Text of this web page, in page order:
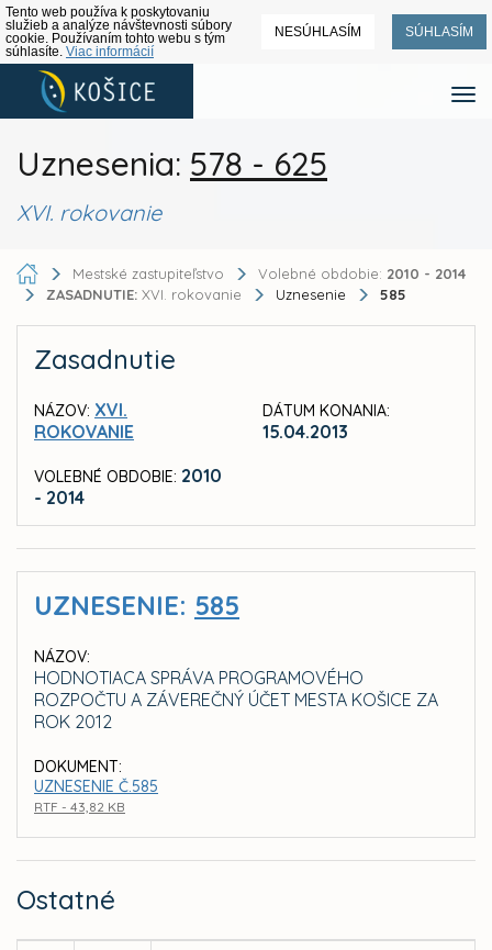
Tento web používa k poskytovaniu
služieb a analýze návštevnosti súbory
cookie. Používaním tohto webu s tým
súhlasíte. Viac informácií
NESÚHLASÍM SÚHLASÍM
Uznesenia: 578 - 625
XVI. rokovanie
Mestské zastupiteľstvo Volebné obdobie: 2010 - 2014
ZASADNUTIE: XVI. rokovanie Uznesenie 585
Zasadnutie
NÁZOV: XVI.
ROKOVANIE
VOLEBNÉ OBDOBIE: 2010
- 2014
DÁTUM KONANIA:
15.04.2013
UZNESENIE: 585
NÁZOV:
HODNOTIACA SPRÁVA PROGRAMOVÉHO
ROZPOČTU A ZÁVEREČNÝ ÚČET MESTA KOŠICE ZA
ROK 2012
DOKUMENT:
UZNESENIE Č.585
RTF - 43,82 KB
Ostatné